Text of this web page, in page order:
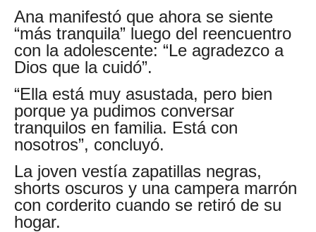
Ana manifestó que ahora se siente
“más tranquila” luego del reencuentro
con la adolescente: “Le agradezco a
Dios que la cuidó”.
“Ella está muy asustada, pero bien
porque ya pudimos conversar
tranquilos en familia. Está con
nosotros”, concluyó.
La joven vestía zapatillas negras,
shorts oscuros y una campera marrón
con corderito cuando se retiró de su
hogar.